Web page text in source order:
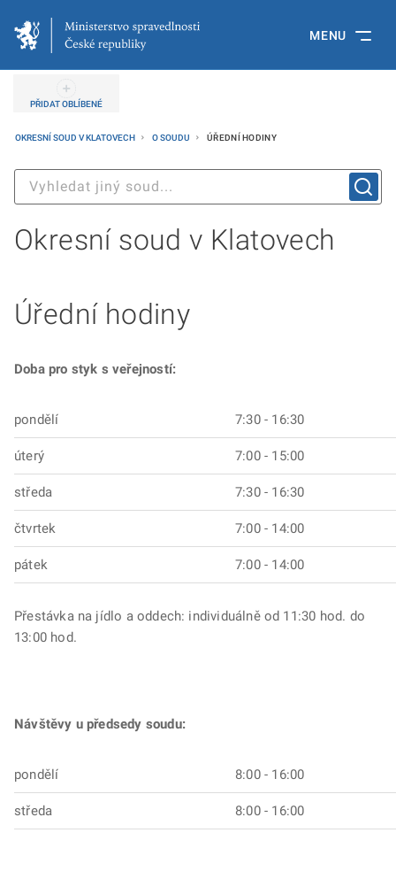
MENU
PŘIDAT OBLÍBENÉ
OKRESNÍ SOUD V KLATOVECH O SOUDU ÚŘEDNÍ HODINY
Okresní soud v Klatovech
Úřední hodiny
Doba pro styk s veřejností:
pondělí 7:30 - 16:30
úterý 7:00 - 15:00
středa 7:30 - 16:30
čtvrtek 7:00 - 14:00
pátek 7:00 - 14:00
Přestávka na jídlo a oddech: individuálně od 11:30 hod. do
13:00 hod.
Návštěvy u předsedy soudu:
pondělí 8:00 - 16:00
středa 8:00 - 16:00